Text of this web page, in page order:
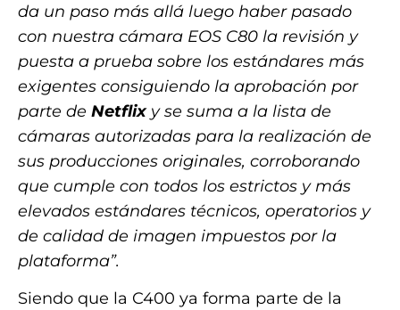
da un paso más allá luego haber pasado
con nuestra cámara EOS C80 la revisión y
puesta a prueba sobre los estándares más
exigentes consiguiendo la aprobación por
parte de Netflixy se suma a la lista de
cámaras autorizadas para la realización de
sus producciones originales, corroborando
que cumple con todos los estrictos y más
elevados estándares técnicos, operatorios y
de calidad de imagen impuestos por la
plataforma”.
Siendo que la C400 ya forma parte de la